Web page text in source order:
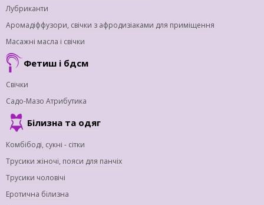
Лубриканти
Аромадіффузори, свічки з афродизіаками для приміщення
Масажні масла і свічки
Фетиш і бдсм
Свічки
Садо-Мазо Атрибутика
Білизна та одяг
Комбібоді, сукні - сітки
Трусики жіночі, пояси для панчіх
Трусики чоловічі
Еротична білизна